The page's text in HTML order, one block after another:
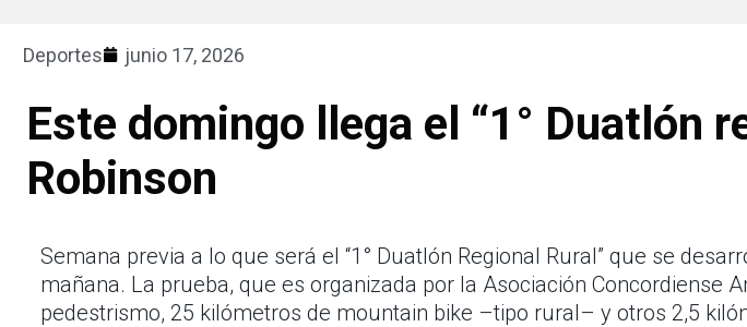
Deportes junio 17, 2026
Este domingo llega el “1° Duatlón
Robinson
Semana previa a lo que será el “1° Duatlón Regional Rural” que se
mañana. La prueba, que es organizada por la Asociación Concordiense
pedestrismo, 25 kilómetros de mountain bike –tipo rural– y otros 2,5